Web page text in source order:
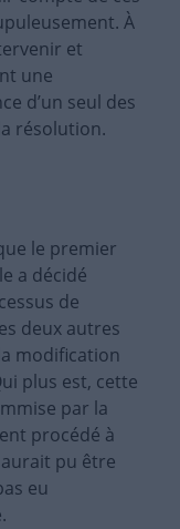
À
et
une
d’un seul des
résolution.
le premier
a décidé
de
deux autres
modification
plus est, cette
par la
procédé à
pu être
eu